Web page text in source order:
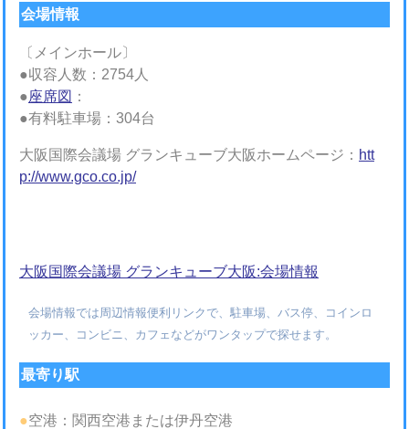
会場情報
〔メインホール〕
●収容人数：2754人
●座席図 ：
●有料駐車場：304台
大阪国際会議場 グランキューブ大阪ホームページ： htt
p://www.gco.co.jp/
大阪国際会議場 グランキューブ大阪:会場情報
会場情報では周辺情報便利リンクで、駐車場、バス停、コインロ
ッカー、コンビニ、カフェなどがワンタップで探せます。
最寄り駅
●空港：関西空港または伊丹空港